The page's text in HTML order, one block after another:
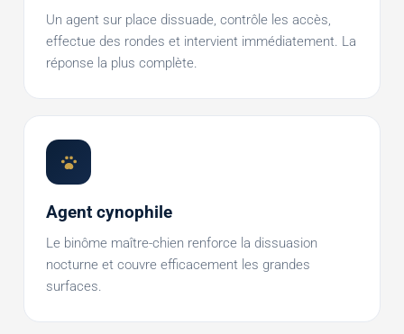
Un agent sur place dissuade, contrôle les accès,
effectue des rondes et intervient immédiatement. La
réponse la plus complète.
Agent cynophile
Le binôme maître-chien renforce la dissuasion
nocturne et couvre efficacement les grandes
surfaces.